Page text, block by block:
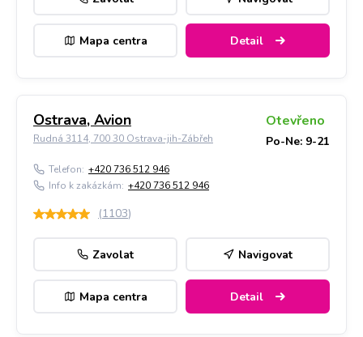
Mapa centra Detail
Ostrava, Avion
Rudná 3114, 700 30 Ostrava-jih-Zábřeh
Otevřeno
Po-Ne: 9-21
Telefon: +420 736 512 946
Info k zakázkám: +420 736 512 946
(1103)
Zavolat Navigovat
Mapa centra Detail